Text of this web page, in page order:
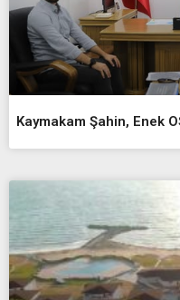
Kaymakam Şahin, Enek